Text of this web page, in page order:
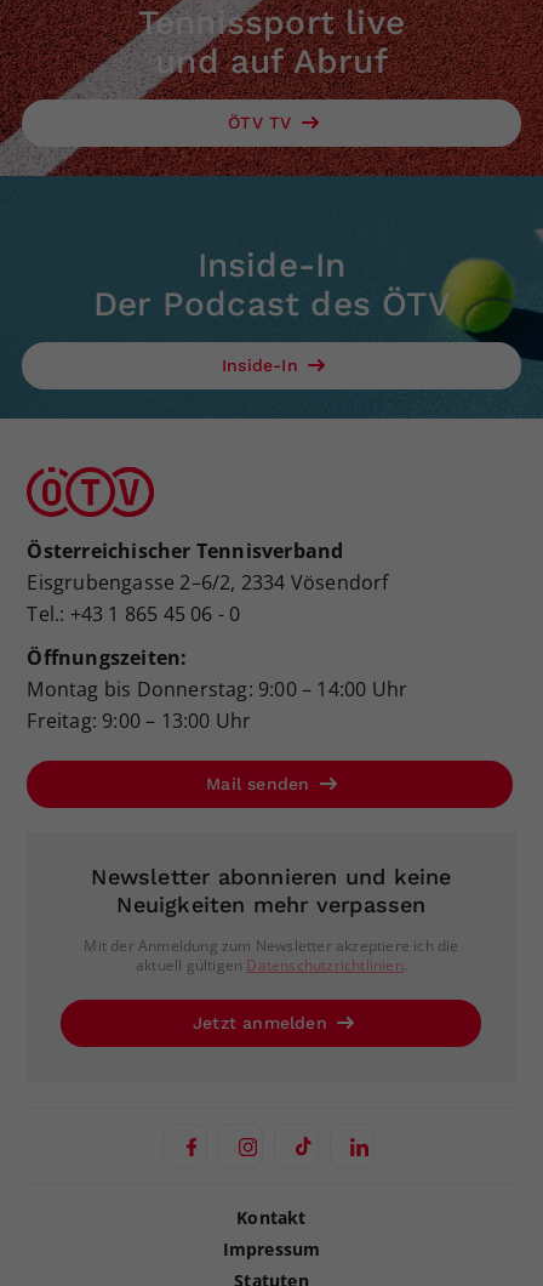
Tennissport live
und auf Abruf
ÖTV TV
Inside-In
Der Podcast des ÖTV
Inside-In
Österreichischer Tennisverband
Eisgrubengasse 2–6/2, 2334 Vösendorf
Tel.: +43 1 865 45 06 - 0
Öffnungszeiten:
Montag bis Donnerstag: 9:00 – 14:00 Uhr
Freitag: 9:00 – 13:00 Uhr
Mail senden
Newsletter abonnieren und keine
Neuigkeiten mehr verpassen
Mit der Anmeldung zum Newsletter akzeptiere ich die
aktuell gültigen Datenschutzrichtlinien.
Jetzt anmelden
Kontakt
Impressum
Statuten